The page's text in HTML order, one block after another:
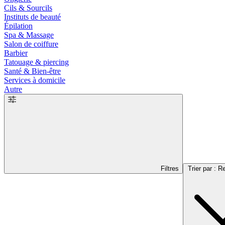
Cils & Sourcils
Instituts de beauté
Épilation
Spa & Massage
Salon de coiffure
Barbier
Tatouage & piercing
Santé & Bien-être
Services à domicile
Autre
Filtres